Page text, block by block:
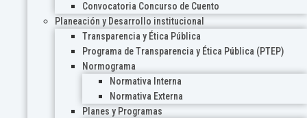
Convocatoria Concurso de Cuento
Planeación y Desarrollo institucional
Transparencia y Ética Pública
Programa de Transparencia y Ética Pública (PTEP)
Normograma
Normativa Interna
Normativa Externa
Planes y Programas